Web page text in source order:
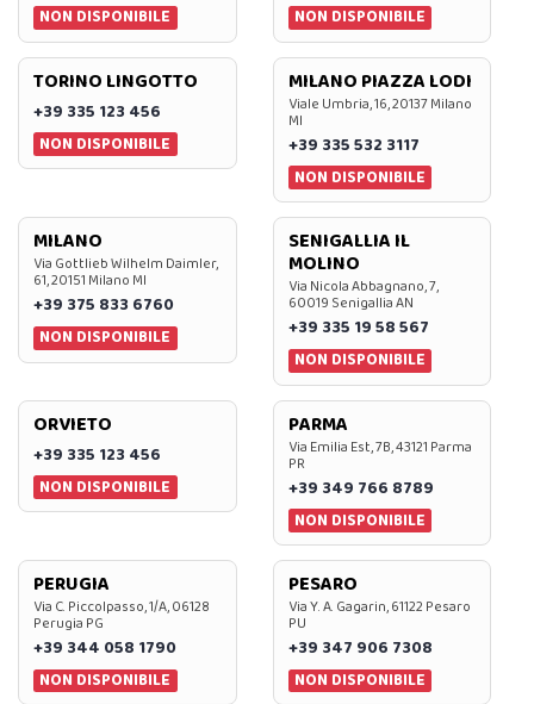
NON DISPONIBILE
NON DISPONIBILE
TORINO LINGOTTO
+39 335 123 456
NON DISPONIBILE
MILANO PIAZZA LODI
Viale Umbria, 16, 20137 Milano
MI
+39 335 532 3117
NON DISPONIBILE
MILANO
Via Gottlieb Wilhelm Daimler,
61, 20151 Milano MI
+39 375 833 6760
NON DISPONIBILE
SENIGALLIA IL
MOLINO
Via Nicola Abbagnano, 7,
60019 Senigallia AN
+39 335 19 58 567
NON DISPONIBILE
ORVIETO
+39 335 123 456
NON DISPONIBILE
PARMA
Via Emilia Est, 7B, 43121 Parma
PR
+39 349 766 8789
NON DISPONIBILE
PERUGIA
Via C. Piccolpasso, 1/A, 06128
Perugia PG
+39 344 058 1790
NON DISPONIBILE
PESARO
Via Y. A. Gagarin, 61122 Pesaro
PU
+39 347 906 7308
NON DISPONIBILE